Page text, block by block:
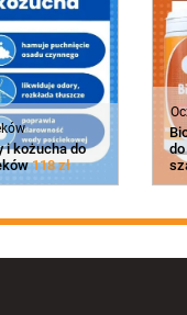
i kożucha do
118 zł